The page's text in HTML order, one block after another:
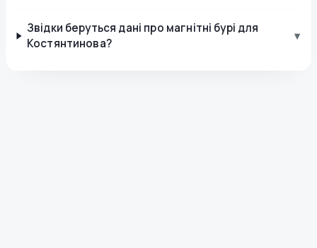
Звідки беруться дані про магнітні бурі для
Костянтинова?
▾